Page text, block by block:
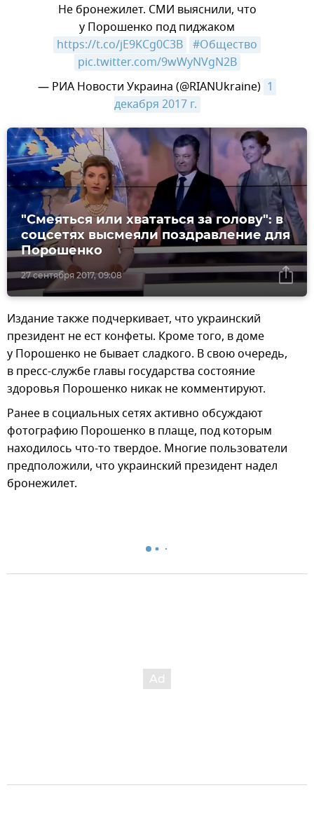
Не бронежилет. СМИ выяснили, что
у Порошенко под пиджаком
https://t.co/jE9KCg0C3B #Общество
pic.twitter.com/9wWyNVgN2B
— РИА Новости Украина (@RIANUkraine) 1
декабря 2017 г.
27 сентября 2017, 09:08
"Смеяться или хвататься за голову": в
соцсетях высмеяли поздравление для
Порошенко
​Издание также подчеркивает, что украинский
президент не ест конфеты. Кроме того, в доме
у Порошенко не бывает сладкого. В свою очередь,
в пресс-службе главы государства состояние
здоровья Порошенко никак не комментируют.
Ранее в социальных сетях активно обсуждают
фотографию Порошенко в плаще, под которым
находилось что-то твердое. Многие пользователи
предположили, что украинский президент надел
бронежилет.